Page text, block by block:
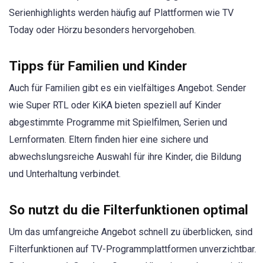
Serienhighlights werden häufig auf Plattformen wie TV
Today oder Hörzu besonders hervorgehoben.
Tipps für Familien und Kinder
Auch für Familien gibt es ein vielfältiges Angebot. Sender
wie Super RTL oder KiKA bieten speziell auf Kinder
abgestimmte Programme mit Spielfilmen, Serien und
Lernformaten. Eltern finden hier eine sichere und
abwechslungsreiche Auswahl für ihre Kinder, die Bildung
und Unterhaltung verbindet.
So nutzt du die Filterfunktionen optimal
Um das umfangreiche Angebot schnell zu überblicken, sind
Filterfunktionen auf TV-Programmplattformen unverzichtbar.